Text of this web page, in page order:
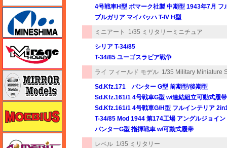
4号戦車H型 ボマーク社製 中期型 1943年7月 フ
ブルガリア マイバッハ T-IV H型
ミニアート 1/35 ミリタリーミニチュア
シリア T-34/85
T-34/85 ユーゴスラビア戦争
ライ フィールド モデル 1/35 Military Miniature
Sd.Kfz.171 パンター G型 前期型/後期型
Sd.Kfz.161/1 4号戦車G型 w/連結組立可動式履帯
Sd.Kfz.161/1 4号戦車G/H型 フルインテリア
T-34/85 Mod 1944 第174工場 アングルジョイ
パンターG型 指揮戦車 w/可動式履帯
レベル 1/35 ミリタリー
ミラージュホビー
ミラーモデルズ
メリットインターナショナル